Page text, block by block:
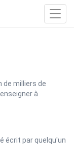
de milliers de
à
écrit par quelqu'un